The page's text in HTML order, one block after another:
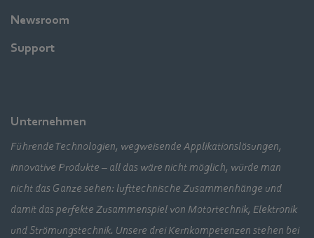
Newsroom
Support
Unternehmen
Führende Technologien, wegweisende Applikationslösungen,
innovative Produkte – all das wäre nicht möglich, würde man
nicht das Ganze sehen: lufttechnische Zusammenhänge und
damit das perfekte Zusammenspiel von Motortechnik, Elektronik
und Strömungstechnik. Unsere drei Kernkompetenzen stehen bei